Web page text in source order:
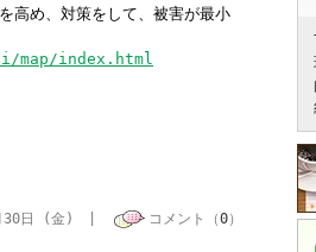
高め、対策をして、被害が最小
map/index.html
30日 (金) | コメント（0）